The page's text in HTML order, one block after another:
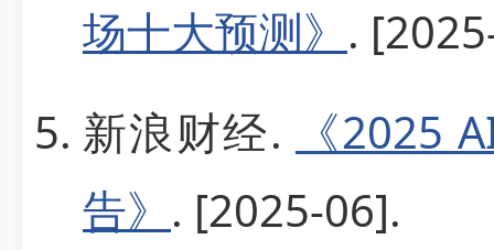
场十大预测》 .
新浪财经.
《2025
告》 . [2025-06].